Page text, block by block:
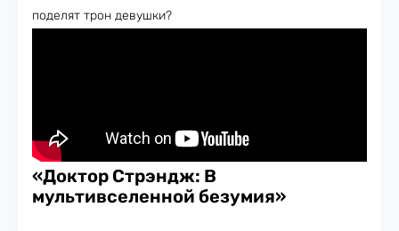
поделят трон девушки?
«Доктор Стрэндж: В
мультивселенной безумия»